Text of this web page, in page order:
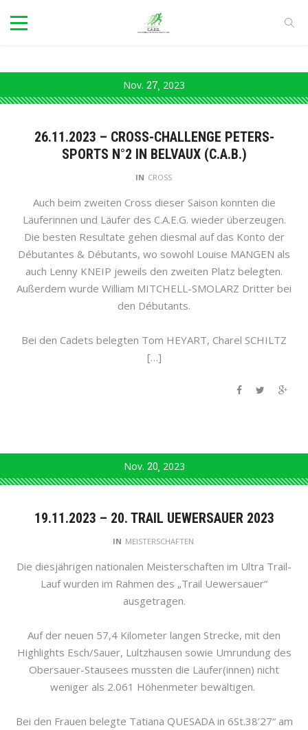
Nov. 27 2023
26.11.2023 – CROSS-CHALLENGE PETERS-
SPORTS N°2 IN BELVAUX (C.A.B.)
IN CROSS
Auch beim zweiten Cross dieser Saison konnten die
Läuferinnen und Läufer des C.A.E.G. wieder überzeugen.
Die besten Resultate gehen diesmal auf das Konto der
Débutantes & Débutants, wo sowohl Louise MANGEN als
auch Lenny KNEIP jeweils den zweiten Platz belegten.
Außerdem wurde William MITCHELL-SMOLARZ Dritter bei
den Débutants.
Bei den Cadets belegten Tom HEYART, Charel SCHILTZ
[…]
Nov. 20 2023
19.11.2023 – 20. TRAIL UEWERSAUER 2023
IN MEISTERSCHAFTEN
Die diesjährigen nationalen Meisterschaften im Ultra Trail-
Lauf wurden im Rahmen des „Trail Uewersauer“
ausgetragen.
Auf der neuen 57,4 Kilometer langen Strecke, mit den
Highlights Esch/Sauer, Lultzhausen sowie Umrundung des
Obersauer-Stausees mussten die Läufer(innen) nicht
weniger als 2.061 Höhenmeter bewältigen.
Bei den Frauen belegte Tatiana QUESADA in 6St.38’27“ am